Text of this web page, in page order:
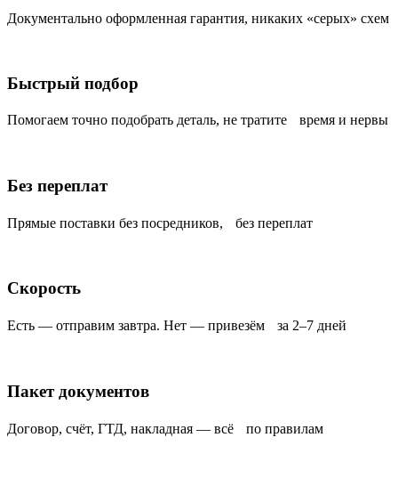
Документально оформленная гарантия, никаких «серых» схем
Быстрый подбор
Помогаем точно подобрать деталь, не тратите время и нервы
Без переплат
Прямые поставки без посредников, без переплат
Скорость
Есть — отправим завтра. Нет — привезём за 2–7 дней
Пакет документов
Договор, счёт, ГТД, накладная — всё по правилам